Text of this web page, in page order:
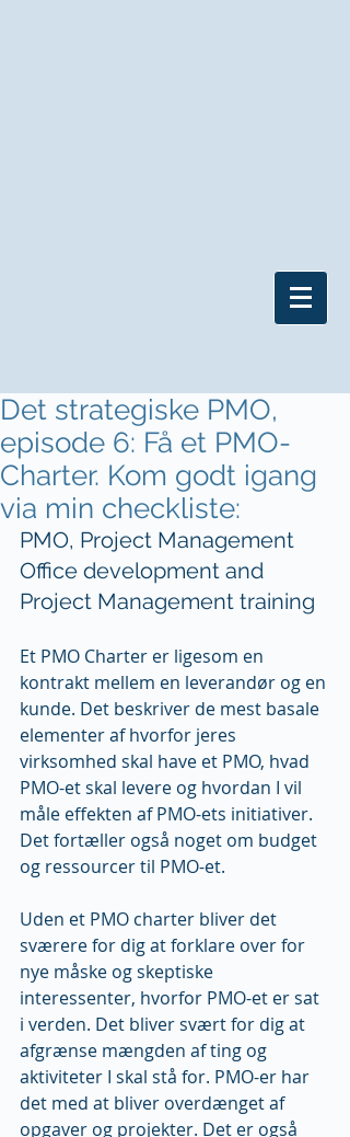
Det strategiske PMO,
episode 6: Få et PMO-
Charter. Kom godt igang
via min checkliste:
PMO, Project Management
Office development and
Project Management training
Et PMO Charter er ligesom en
kontrakt mellem en leverandør og en
kunde. Det beskriver de mest basale
elementer af hvorfor jeres
virksomhed skal have et PMO, hvad
PMO-et skal levere og hvordan I vil
måle effekten af PMO-ets initiativer.
Det fortæller også noget om budget
og ressourcer til PMO-et.
Uden et PMO charter bliver det
sværere for dig at forklare over for
nye måske og skeptiske
interessenter, hvorfor PMO-et er sat
i verden. Det bliver svært for dig at
afgrænse mængden af ting og
aktiviteter I skal stå for. PMO-er har
det med at bliver overdænget af
opgaver og projekter. Det er også